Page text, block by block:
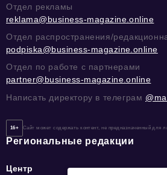
Отдел рекламы
reklama@business-magazine.online
Отдел распространения/
podpiska@business-magazine.online
Отдел по работе с партнерами
partner@business-magazine.online
Написать директору в телеграм
16+ Сайт может содержать контент, не предназначенный для
Региональные редакции
Центр